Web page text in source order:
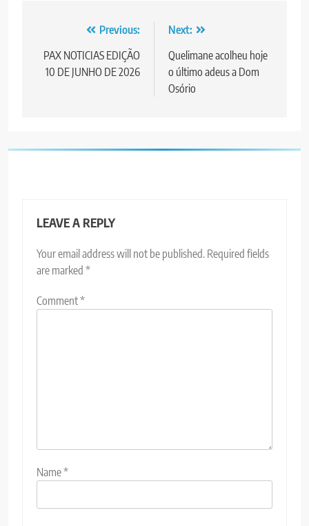
navigation
Previous:
PAX NOTICIAS EDIÇÃO
10 DE JUNHO DE 2026
Next:
Quelimane acolheu hoje
o último adeus a Dom
Osório
LEAVE A REPLY
Your email address will not be published. Required fields
are marked *
Comment*
Name*